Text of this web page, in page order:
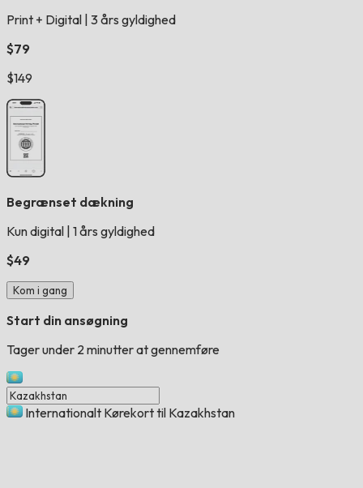
Print + Digital 3 års gyldighed
$79
$149
Begrænset dækning
Kun digital 1 års gyldighed
$49
Kom i gang
Start din ansøgning
Tager under 2 minutter at gennemføre
Internationalt Kørekort til Kazakhstan